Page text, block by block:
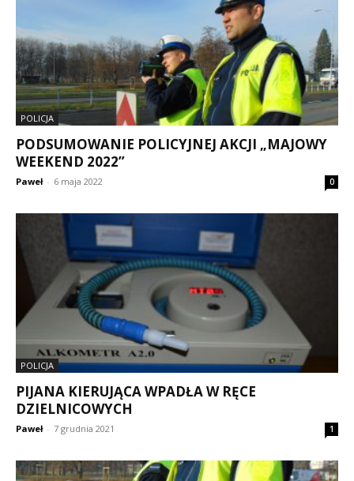
POLICJA
PODSUMOWANIE POLICYJNEJ AKCJI „MAJOWY
WEEKEND 2022”
Paweł - 6 maja 2022 0
POLICJA
PIJANA KIERUJĄCA WPADŁA W RĘCE
DZIELNICOWYCH
Paweł - 7 grudnia 2021 1